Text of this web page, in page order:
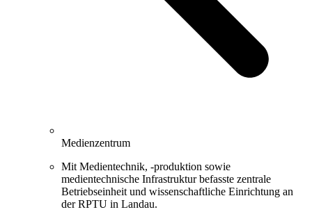
Medienzentrum
Mit Medientechnik, -produktion sowie
medientechnische Infrastruktur befasste zentrale
Betriebseinheit und wissenschaftliche Einrichtung an
der RPTU in Landau.